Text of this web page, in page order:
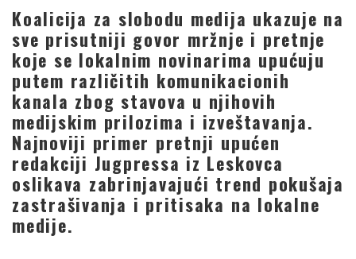
Koalicija za slobodu medija ukazuje na
sve prisutniji govor mržnje i pretnje
koje se lokalnim novinarima upućuju
putem različitih komunikacionih
kanala zbog stavova u njihovih
medijskim prilozima i izveštavanja.
Najnoviji primer pretnji upućen
redakciji Jugpressa iz Leskovca
oslikava zabrinjavajući trend pokušaja
zastrašivanja i pritisaka na lokalne
medije.